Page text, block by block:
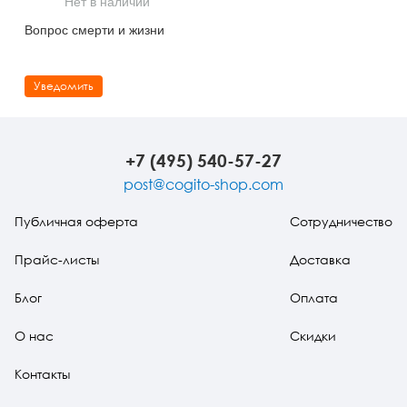
Другие направления психотерапии
Социальная психология
Классический и юнгианский психоанализ
Вопрос смерти и жизни
Уведомить
+7 (495) 540-57-27
post@cogito-shop.com
Публичная оферта
Прайс-листы
Блог
О нас
Контакты
Сотрудничество
Доставка
Оплата
Скидки